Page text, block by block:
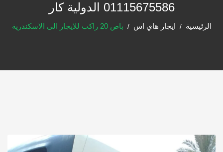
01115675586 الدولية كار
الرئيسية ايجار هاي اس باص 20 راكب للايجار الى الاسكندرية